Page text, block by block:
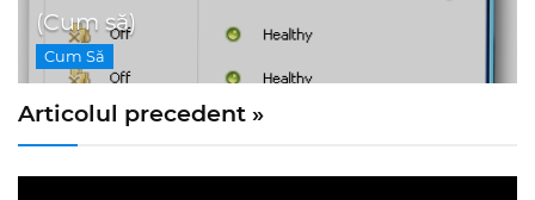
(Cum să)
Cum Să
Articolul precedent »